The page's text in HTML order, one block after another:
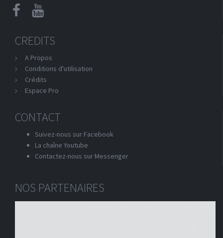
CREDITS
A Propos
Conditions d'utilisation
Crédits
Espace Pro
CONTACT
Suivez-nous sur Facebook
La chaîne Youtube
Contactez-nous sur Messenger
NOS PARTENAIRES